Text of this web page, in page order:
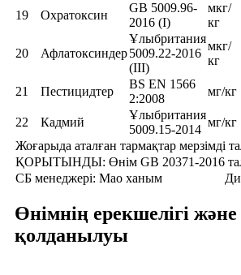
19 Охратоксин
GB 5009.96-
2016 (I)
мкг/
кг
20 Афлатоксиндер
Ұлыбритания
5009.22-2016
(III)
мкг/
кг
21 Пестицидтер
BS EN 1566
2:2008
мг/кг
22
Кадмий
Ұлыбритания
5009.15-2014
мг/кг
Жоғарыда аталған тармақтар мерзімді
ҚОРЫТЫНДЫ: Өнім GB 20371-2016
СБ менеджері: Мао ханым
Өнімнің ерекшелігі және
қолданылуы